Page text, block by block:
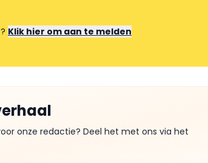
Klik hier om aan te melden
onze redactie? Deel het met ons via het